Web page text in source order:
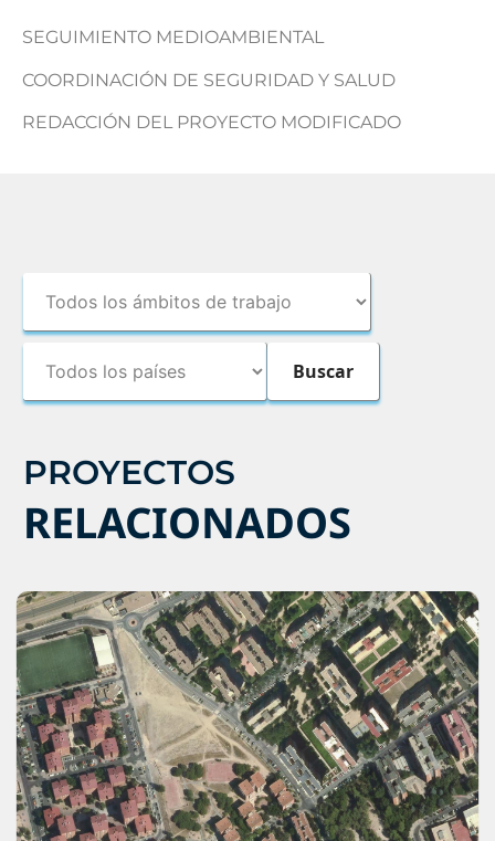
SEGUIMIENTO MEDIOAMBIENTAL
COORDINACIÓN DE SEGURIDAD Y SALUD
REDACCIÓN DEL PROYECTO MODIFICADO
PROYECTOS
RELACIONADOS